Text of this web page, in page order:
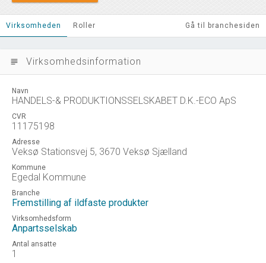
Virksomheden Roller Gå til branchesiden
subject Virksomhedsinformation
Navn
HANDELS-& PRODUKTIONSSELSKABET D.K.-ECO ApS
CVR
11175198
Adresse
Veksø Stationsvej 5, 3670 Veksø Sjælland
Kommune
Egedal Kommune
Branche
Fremstilling af ildfaste produkter
Virksomhedsform
Anpartsselskab
Antal ansatte
1